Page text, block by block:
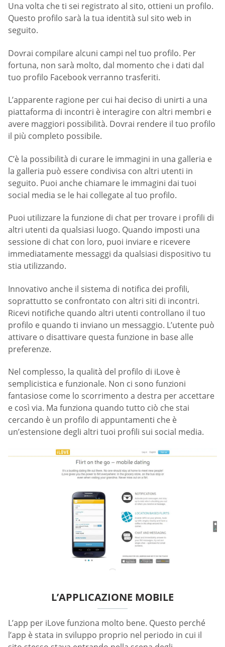
Una volta che ti sei registrato al sito, ottieni un profilo.
Questo profilo sarà la tua identità sul sito web in
seguito.
Dovrai compilare alcuni campi nel tuo profilo. Per
fortuna, non sarà molto, dal momento che i dati dal
tuo profilo Facebook verranno trasferiti.
L’apparente ragione per cui hai deciso di unirti a una
piattaforma di incontri è interagire con altri membri e
avere maggiori possibilità. Dovrai rendere il tuo profilo
il più completo possibile.
C’è la possibilità di curare le immagini in una galleria e
la galleria può essere condivisa con altri utenti in
seguito. Puoi anche chiamare le immagini dai tuoi
social media se le hai collegate al tuo profilo.
Puoi utilizzare la funzione di chat per trovare i profili di
altri utenti da qualsiasi luogo. Quando imposti una
sessione di chat con loro, puoi inviare e ricevere
immediatamente messaggi da qualsiasi dispositivo tu
stia utilizzando.
Innovativo anche il sistema di notifica dei profili,
soprattutto se confrontato con altri siti di incontri.
Ricevi notifiche quando altri utenti controllano il tuo
profilo e quando ti inviano un messaggio. L’utente può
attivare o disattivare questa funzione in base alle
preferenze.
Nel complesso, la qualità del profilo di iLove è
semplicistica e funzionale. Non ci sono funzioni
fantasiose come lo scorrimento a destra per accettare
e così via. Ma funziona quando tutto ciò che stai
cercando è un profilo di appuntamenti che è
un’estensione degli altri tuoi profili sui social media.
L’APPLICAZIONE MOBILE
L’app per iLove funziona molto bene. Questo perché
l’app è stata in sviluppo proprio nel periodo in cui il